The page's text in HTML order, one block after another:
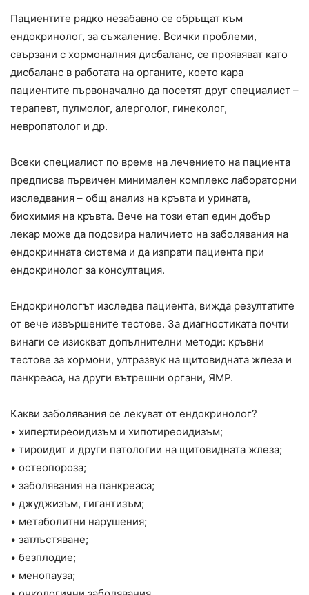
Пациентите рядко незабавно се обръщат към
ендокринолог, за съжаление. Всички проблеми,
свързани с хормоналния дисбаланс, се проявяват като
дисбаланс в работата на органите, което кара
пациентите първоначално да посетят друг специалист –
терапевт, пулмолог, алерголог, гинеколог,
невропатолог и др.
Всеки специалист по време на лечението на пациента
предписва първичен минимален комплекс лабораторни
изследвания – общ анализ на кръвта и урината,
биохимия на кръвта. Вече на този етап един добър
лекар може да подозира наличието на заболявания на
ендокринната система и да изпрати пациента при
ендокринолог за консултация.
Ендокринологът изследва пациента, вижда резултатите
от вече извършените тестове. За диагностиката почти
винаги се изискват допълнителни методи: кръвни
тестове за хормони, ултразвук на щитовидната жлеза и
панкреаса, на други вътрешни органи, ЯМР.
Какви заболявания се лекуват от ендокринолог?
• хипертиреоидизъм и хипотиреоидизъм;
• тироидит и други патологии на щитовидната жлеза;
• остеопороза;
• заболявания на панкреаса;
• джуджизъм, гигантизъм;
• метаболитни нарушения;
• затлъстяване;
• безплодие;
• менопауза;